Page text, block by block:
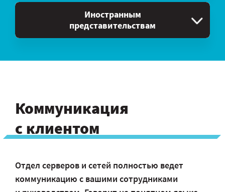
Иностранным
представительствам
Коммуникация
с клиентом
Отдел серверов и сетей полностью ведет
коммуникацию с вашими сотрудниками